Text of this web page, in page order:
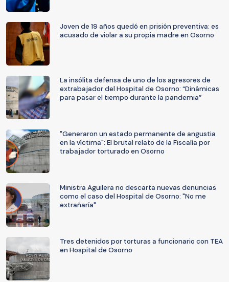
Joven de 19 años quedó en prisión preventiva: es
acusado de violar a su propia madre en Osorno
La insólita defensa de uno de los agresores de
extrabajador del Hospital de Osorno: “Dinámicas
para pasar el tiempo durante la pandemia”
"Generaron un estado permanente de angustia
en la víctima": El brutal relato de la Fiscalía por
trabajador torturado en Osorno
Ministra Aguilera no descarta nuevas denuncias
como el caso del Hospital de Osorno: "No me
extrañaría"
Tres detenidos por torturas a funcionario con TEA
en Hospital de Osorno